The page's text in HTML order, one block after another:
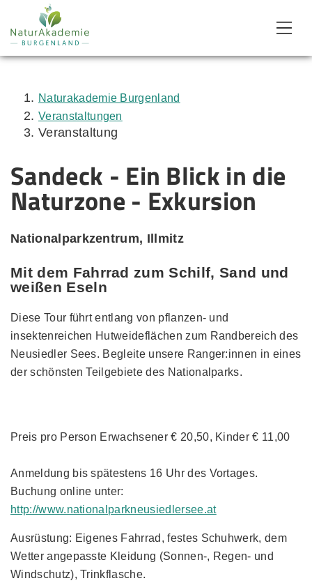
Zum Inhalt
Zum Menü
Zur Suche
Naturakademie Burgenland
Veranstaltungen
Veranstaltung
Sandeck - Ein Blick in die
Naturzone - Exkursion
Nationalparkzentrum, Illmitz
Mit dem Fahrrad zum Schilf, Sand und
weißen Eseln
Diese Tour führt entlang von pflanzen- und
insektenreichen Hutweideflächen zum Randbereich des
Neusiedler Sees. Begleite unsere Ranger:innen in eines
der schönsten Teilgebiete des Nationalparks.
Preis pro Person Erwachsener € 20,50, Kinder € 11,00
Anmeldung bis spätestens 16 Uhr des Vortages.
Buchung online unter:
http://www.nationalparkneusiedlersee.at
Ausrüstung: Eigenes Fahrrad, festes Schuhwerk, dem
Wetter angepasste Kleidung (Sonnen-, Regen- und
Windschutz), Trinkflasche.